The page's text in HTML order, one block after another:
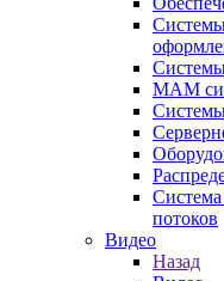
Системы
MAM
потоков
Видео
Назад